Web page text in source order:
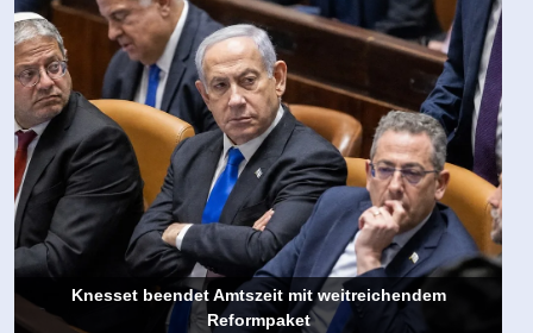
Knesset beendet Amtszeit mit weitreichendem
Reformpaket